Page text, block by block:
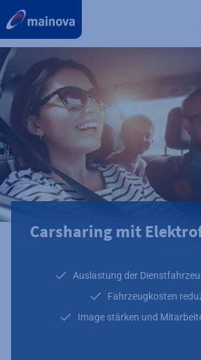
Carsharing mit
Auslastung der
Fahrzeugkosten
Image stärken und